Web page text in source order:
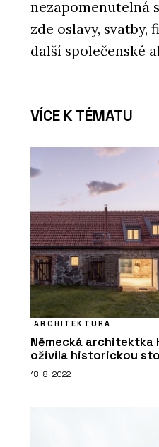
nezapomenutelná
zde oslavy, svatby,
další společenské
VÍCE K TÉMATU
ARCHITEKTURA
Německá architektka
oživila historickou
18. 8. 2022